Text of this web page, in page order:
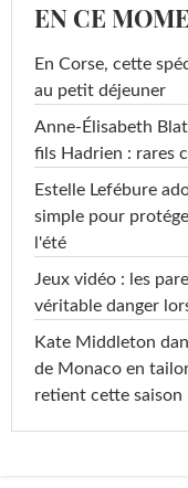
EN CE
En Corse, cette
au petit déjeuner
Anne-Élisabeth
fils Hadrien : rares
Estelle Lefébure
simple pour
l'été
Jeux vidéo : les
véritable danger
Kate Middleton
de Monaco en
retient cette saison